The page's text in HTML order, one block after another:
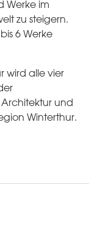
Werke im
zu steigern.
6 Werke
wird alle vier
und
Winterthur.